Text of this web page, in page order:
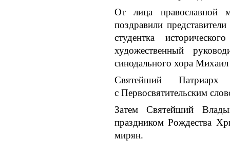
От лица православной
поздравили
студентка
художественный
синодального хора
Святейший
с Первосвятительским
Затем Святейший
праздником Рождества
мирян.